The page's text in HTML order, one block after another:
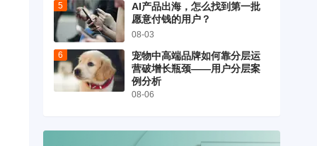
AI产品出海，怎么找到第一批
愿意付钱的用户？
08-03
宠物中高端品牌如何靠分层运
营破增长瓶颈——用户分层案
例分析
08-06